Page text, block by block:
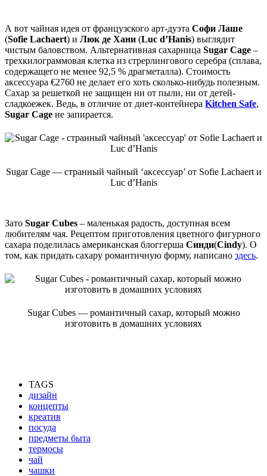
А вот чайная идея от французского арт-дуэта Софи Лаше
(Sofie Lachaert) и Люк де Хани (Luc d’Hanis) выглядит
чистым баловством. Альтернативная сахарница Sugar Cage –
трехкилограммовая клетка из стрерлингового серебра (сплава,
содержащего не менее 92,5 % драгметалла). Стоимость
аксессуара €2760 не делает его хоть сколько-нибудь полезным.
Сахар за решеткой не защищен ни от пыли, ни от детей-
сладкоежек. Ведь, в отличие от диет-контейнера Kitchen Safe,
Sugar Cage не запирается.
Sugar Cage — странный чайный ‘аксессуар’ от Sofie Lachaert и
Luc d’Hanis
Зато Sugar Cubes – маленькая радость, доступная всем
любителям чая. Рецептом приготовления цветного фигурного
сахара поделилась американская блоггерша Синди(Cindy). О
том, как придать сахару романтичную форму, написано здесь.
Sugar Cubes — романтичный сахар, который можно
изготовить в домашних условиях
TAGS
дизайн
концепты
креатив
посуда
предметы быта
термосы
чай
чашки